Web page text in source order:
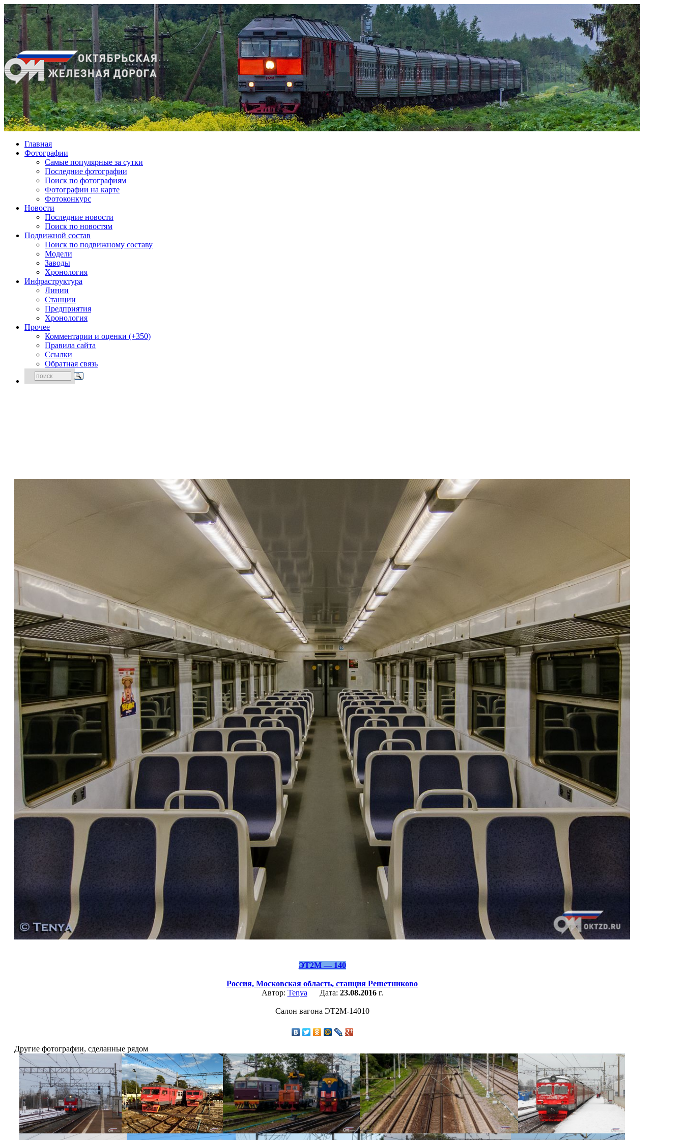
Главная
Фотографии
Cамые популярные за сутки
Последние фотографии
Поиск по фотографиям
Фотографии на карте
Фотоконкурс
Новости
Последние новости
Поиск по новостям
Подвижной состав
Поиск по подвижному составу
Модели
Заводы
Хронология
Инфраструктура
Линии
Станции
Предприятия
Хронология
Прочее
Комментарии и оценки (+350)
Правила сайта
Ссылки
Обратная связь
ЭТ2М — 140
Россия, Московская область, станция Решетниково
Автор: Tenya Дата: 23.08.2016г.
Салон вагона ЭТ2М-14010
Другие фотографии, сделанные рядом